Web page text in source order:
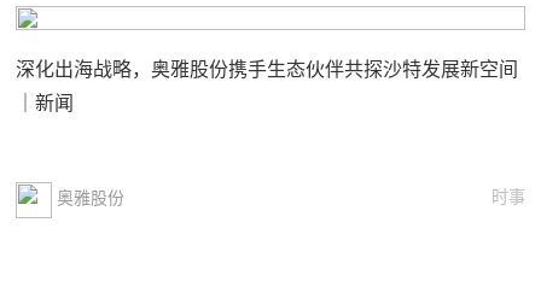
深化出海战略，奥雅股份携手生态伙伴共探沙特发展新空间
｜新闻
奥雅股份 时事